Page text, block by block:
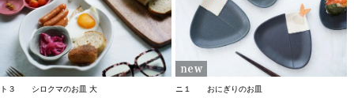
ト３ シロクマのお皿 大
ニ１ おにぎりのお皿